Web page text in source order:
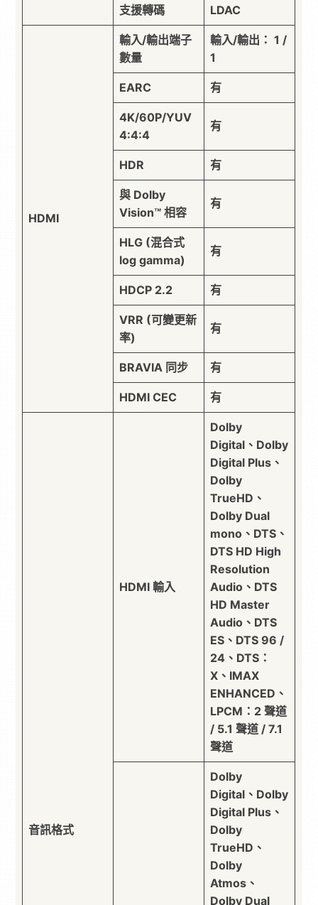
支援轉碼
LDAC
HDMI
輸入/輸出端子
數量
輸入/輸出： 1 /
1
EARC 有
4K/60P/YUV
4:4:4
有
HDR 有
與 Dolby
Vision™ 相容
有
HLG (混合式
log gamma)
有
HDCP 2.2 有
VRR (可變更新
率)
有
BRAVIA 同步 有
HDMI CEC 有
音訊格式
HDMI 輸入
Dolby
Digital、Dolby
Digital Plus、
Dolby
TrueHD、
Dolby Dual
mono、DTS、
DTS HD High
Resolution
Audio、DTS
HD Master
Audio、DTS
ES、DTS 96 /
24、DTS：
X、IMAX
ENHANCED、
LPCM：2 聲道
/ 5.1 聲道 / 7.1
聲道
Dolby
Digital、Dolby
Digital Plus、
Dolby
TrueHD、
Dolby
Atmos、
Dolby Dual